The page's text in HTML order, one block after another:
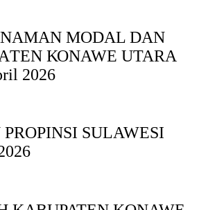
MODAL DAN
ΚΟNAWE UTARA
2026
SULAWESI